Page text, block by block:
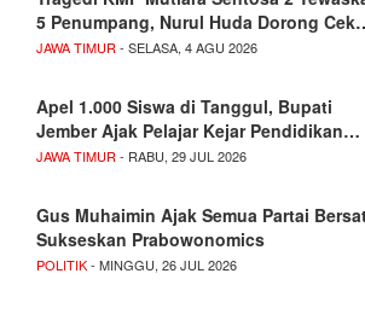
5 Penumpang, Nurul Huda Dorong
JAWA TIMUR - SELASA, 4 AGU 2026
Apel 1.000 Siswa di Tanggul, Bupati
Jember Ajak Pelajar Kejar Pendidikan…
JAWA TIMUR - RABU, 29 JUL 2026
Gus Muhaimin Ajak Semua Partai
Sukseskan Prabowonomics
POLITIK- MINGGU, 26 JUL 2026